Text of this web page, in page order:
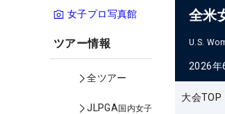
女子プロ写真館
ツアー情報
全ツアー
JLPGA国内女子
全米
U.S.
2026年
大会TOP